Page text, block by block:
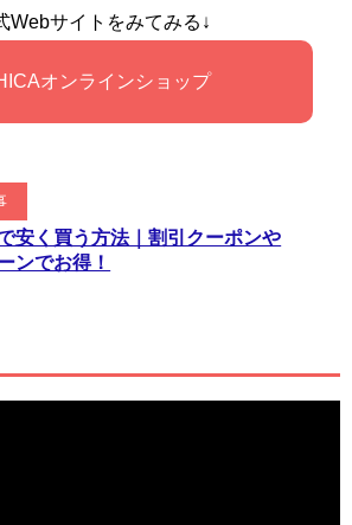
Webサイトをみてみる↓
オンラインショップ
安く買う方法｜割引クーポンや
ンでお得！